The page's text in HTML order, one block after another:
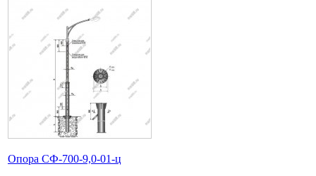
Опора СФ-700-9,0-01-ц